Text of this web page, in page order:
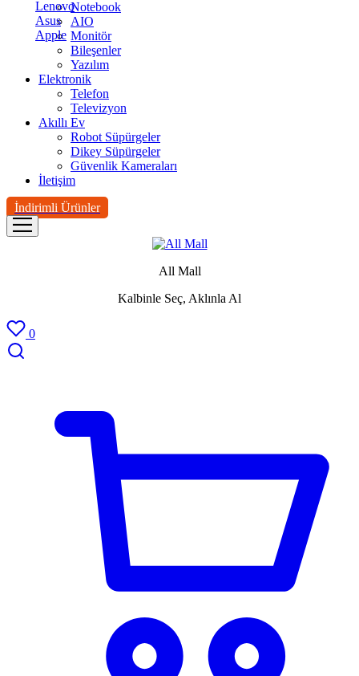
Lenovo
Asus
Apple
Notebook
AIO
Monitör
Bileşenler
Yazılım
Elektronik
Telefon
Televizyon
Akıllı Ev
Robot Süpürgeler
Dikey Süpürgeler
Güvenlik Kameraları
İletişim
İndirimli Ürünler
All Mall
Kalbinle Seç, Aklınla Al
0